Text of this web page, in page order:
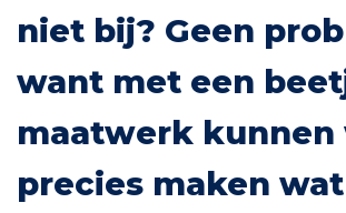
niet bij? Geen
want met een
maatwerk kunnen
precies maken